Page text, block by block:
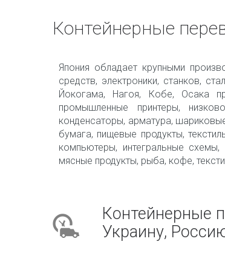
Контейнерные
Япония обладает крупными
средств, электроники, станков,
Йокогама, Нагоя, Кобе, Осака
промышленные принтеры,
конденсаторы, арматура,
бумага, пищевые продукты,
компьютеры, интегральные
мясные продукты, рыба, кофе,
Контейнерные
Украину,